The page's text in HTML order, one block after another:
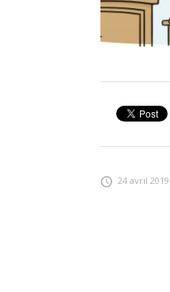
24 avril 2019